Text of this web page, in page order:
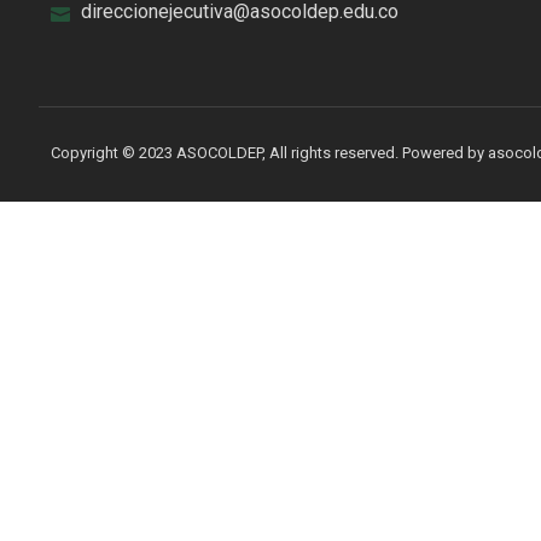
direccionejecutiva@asocoldep.edu.co
Copyright © 2023 ASOCOLDEP, All rights reserved. Powered by